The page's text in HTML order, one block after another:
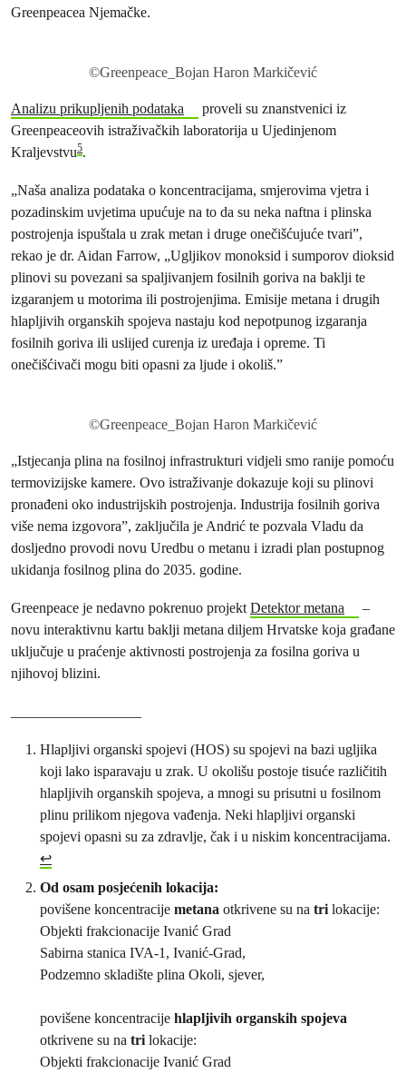
Greenpeacea Njemačke.
©Greenpeace_Bojan Haron Markičević
Analizu prikupljenih podataka
proveli su znanstvenici iz
Greenpeaceovih istraživačkih laboratorija u Ujedinjenom
Kraljevstvu5.
„Naša analiza podataka o koncentracijama, smjerovima vjetra i
pozadinskim uvjetima upućuje na to da su neka naftna i plinska
postrojenja ispuštala u zrak metan i druge onečišćujuće tvari”,
rekao je dr. Aidan Farrow, „Ugljikov monoksid i sumporov dioksid
plinovi su povezani sa spaljivanjem fosilnih goriva na baklji te
izgaranjem u motorima ili postrojenjima. Emisije metana i drugih
hlapljivih organskih spojeva nastaju kod nepotpunog izgaranja
fosilnih goriva ili uslijed curenja iz uređaja i opreme. Ti
onečišćivači mogu biti opasni za ljude i okoliš.”
©Greenpeace_Bojan Haron Markičević
„Istjecanja plina na fosilnoj infrastrukturi vidjeli smo ranije pomoću
termovizijske kamere. Ovo istraživanje dokazuje koji su plinovi
pronađeni oko industrijskih postrojenja. Industrija fosilnih goriva
više nema izgovora”, zaključila je Andrić te pozvala Vladu da
dosljedno provodi novu Uredbu o metanu i izradi plan postupnog
ukidanja fosilnog plina do 2035. godine.
Greenpeace je nedavno pokrenuo projektDetektor metana
–
novu interaktivnu kartu baklji metana diljem Hrvatske koja građane
uključuje u praćenje aktivnosti postrojenja za fosilna goriva u
njihovoj blizini.
Hlapljivi organski spojevi (HOS) su spojevi na bazi ugljika
koji lako isparavaju u zrak. U okolišu postoje tisuće različitih
hlapljivih organskih spojeva, a mnogi su prisutni u fosilnom
plinu prilikom njegova vađenja. Neki hlapljivi organski
spojevi opasni su za zdravlje, čak i u niskim koncentracijama.
↩︎
Od osam posjećenih lokacija:
povišene koncentracije metana otkrivene su na trilokacije:
Objekti frakcionacije Ivanić Grad
Sabirna stanica IVA-1, Ivanić-Grad,
Podzemno skladište plina Okoli, sjever,
povišene koncentracije hlapljivih organskih spojeva
otkrivene su na trilokacije:
Objekti frakcionacije Ivanić Grad